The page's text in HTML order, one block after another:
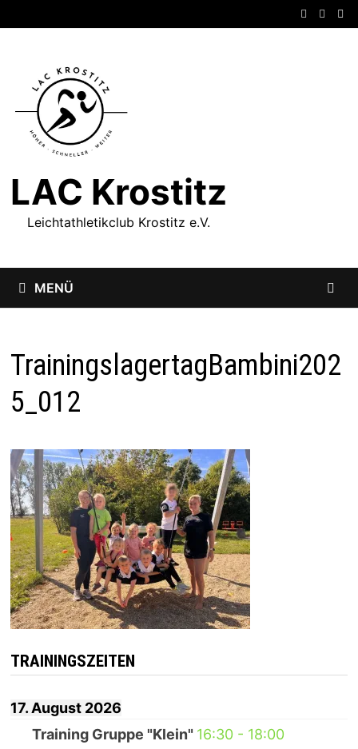
Inhalt
LAC Krostitz
Leichtathletikclub Krostitz e.V.
MENÜ
TrainingslagertagBambini202
5_012
TRAININGSZEITEN
17. August 2026
Training Gruppe "Klein" 16:30- 18:00